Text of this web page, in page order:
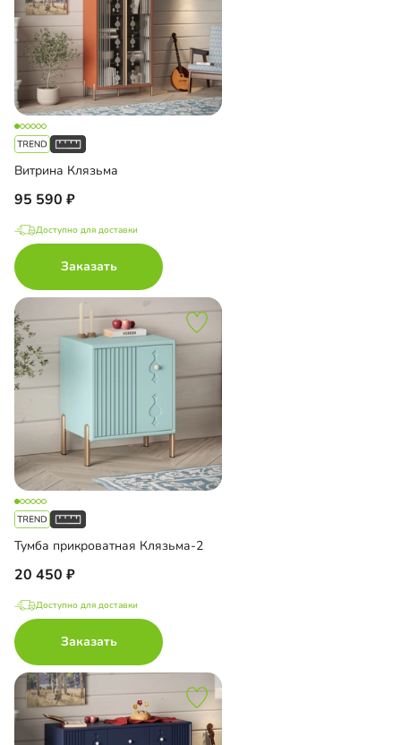
Витрина Клязьма
95 590
Доступно для доставки
Заказать
Тумба прикроватная Клязьма-2
20 450
Доступно для доставки
Заказать